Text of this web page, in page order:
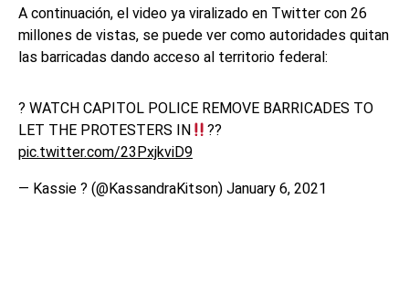
A continuación, el video ya viralizado en Twitter con 26
millones de vistas, se puede ver como autoridades quitan
las barricadas dando acceso al territorio federal:
? WATCH CAPITOL POLICE REMOVE BARRICADES TO
LET THE PROTESTERS IN
??
pic.twitter.com/23PxjkviD9
— Kassie ? (@KassandraKitson)January 6, 2021